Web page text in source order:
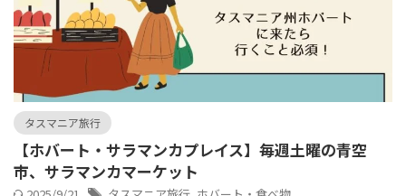
タスマニア旅行
【ホバート・サラマンカプレイス】毎週土曜の青空
市、サラマンカマーケット